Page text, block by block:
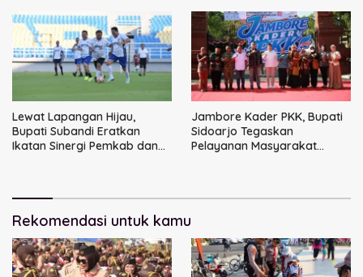
Lewat Lapangan Hijau,
Bupati Subandi Eratkan
Ikatan Sinergi Pemkab dan
Jambore Kader PKK, Bupati
Sidoarjo Tegaskan
Pelayanan Masyarakat
Rekomendasi untuk kamu